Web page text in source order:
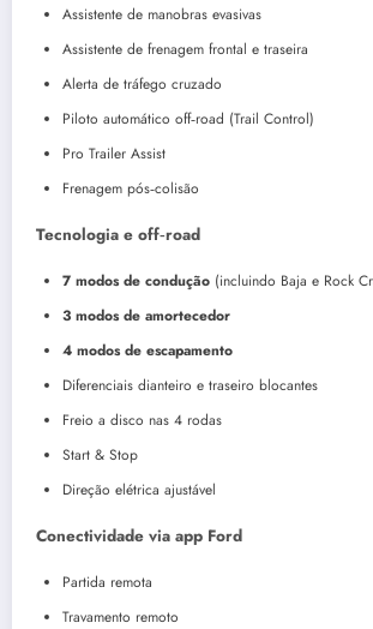
Assistente de manobras evasivas
Assistente de frenagem frontal e traseira
Alerta de tráfego cruzado
Piloto automático off‑road (Trail Control)
Pro Trailer Assist
Frenagem pós‑colisão
Tecnologia e off‑road
7 modos de condução (incluindo Baja e Rock
3 modos de amortecedor
4 modos de escapamento
Diferenciais dianteiro e traseiro blocantes
Freio a disco nas 4 rodas
Start & Stop
Direção elétrica ajustável
Conectividade via app Ford
Partida remota
Travamento remoto